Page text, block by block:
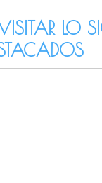
LO